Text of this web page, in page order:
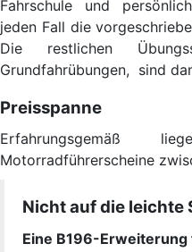
Fahrschule und
jeden Fall die
Die restlichen
Grundfahrübungen, sind
Preisspanne
Motorradführerscheine
Nicht auf die leichte
Eine B196-